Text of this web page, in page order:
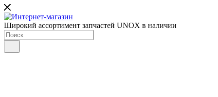
Широкий ассортимент запчастей UNOX в наличии